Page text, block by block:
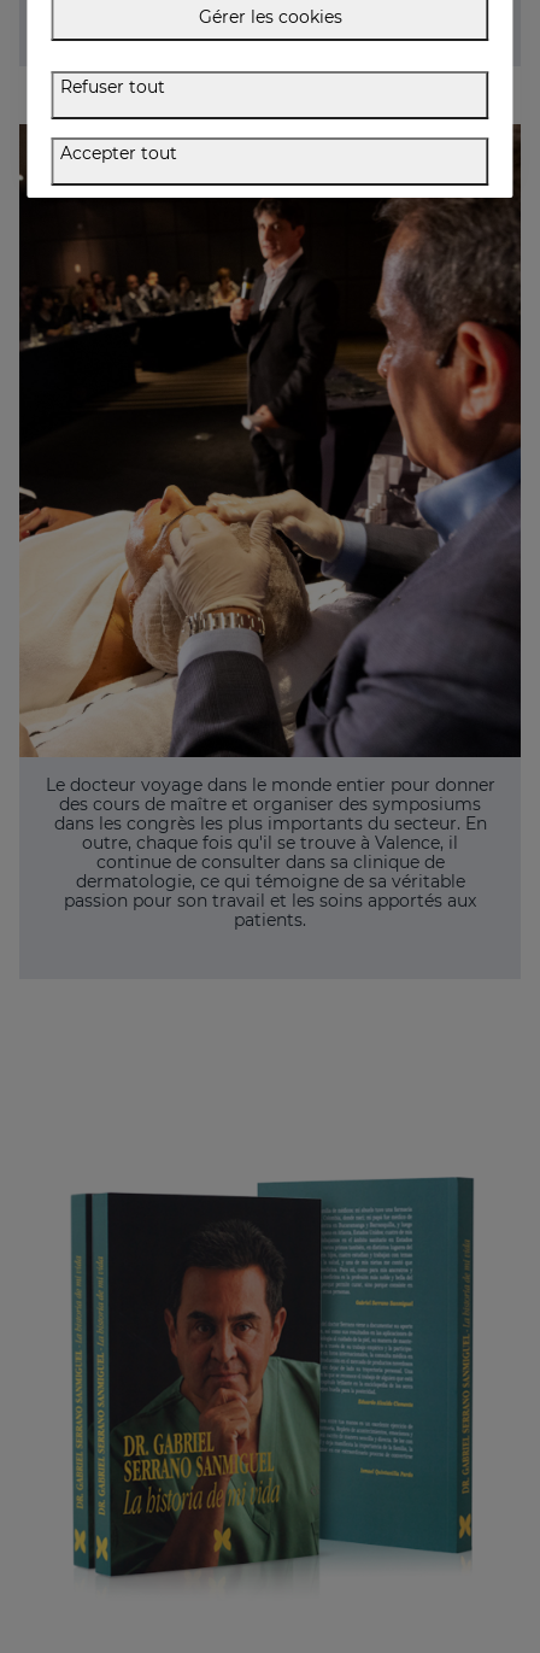
patients.
Le docteur voyage dans le monde entier pour donner
des cours de maître et organiser des symposiums
dans les congrès les plus importants du secteur. En
outre, chaque fois qu'il se trouve à Valence, il
continue de consulter dans sa clinique de
dermatologie, ce qui témoigne de sa véritable
passion pour son travail et les soins apportés aux
patients.
Gérer les cookies
Refuser tout
Accepter tout